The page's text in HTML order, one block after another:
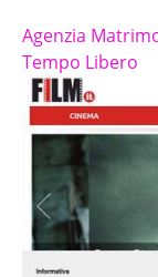
Agenzia
Tempo Libero